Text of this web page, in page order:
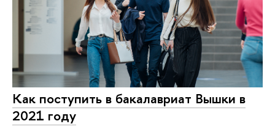
Как поступить в бакалавриат Вышки в
2021 году